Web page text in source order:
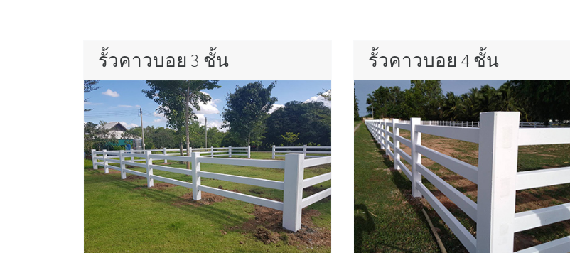
รั้วคาวบอย 3 ชั้น รั้วคาวบอย 4 ชั้น